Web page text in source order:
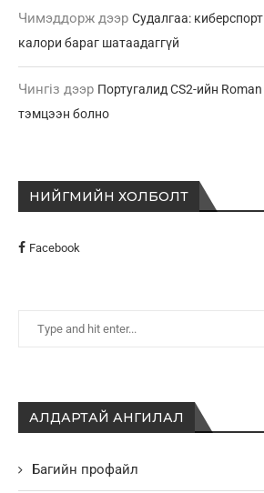
Чимэддорж дээр Судалгаа:
калори бараг шатаадаггүй
Чингіз дээр Португалид CS2-ийн
тэмцээн болно
НИЙГМИЙН ХОЛБОЛТ
Facebook
АЛДАРТАЙ АНГИЛАЛ
Багийн профайл